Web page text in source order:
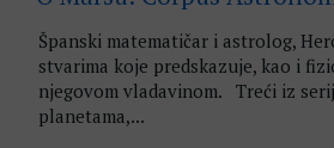
Španski matematičar i astrolog,
stvarima koje predskazuje, kao i
njegovom vladavinom. Treći iz
planetama,...